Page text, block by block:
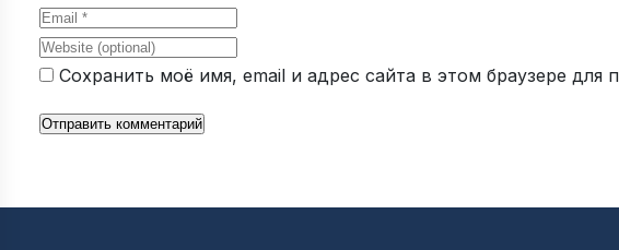
Email
Website
Сохранить моё имя, email и адрес сайта в этом браузере
Отправить комментарий